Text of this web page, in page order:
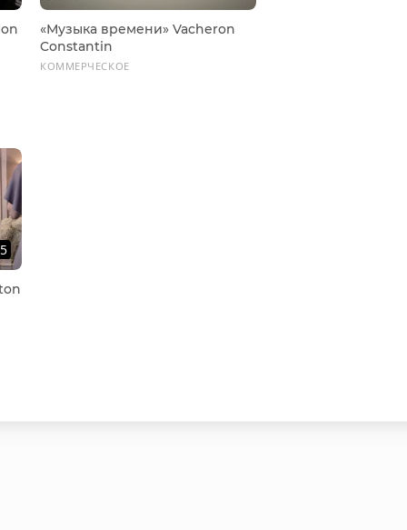
«Музыка времени» Vacheron
Constantin
КОММЕРЧЕСКОЕ